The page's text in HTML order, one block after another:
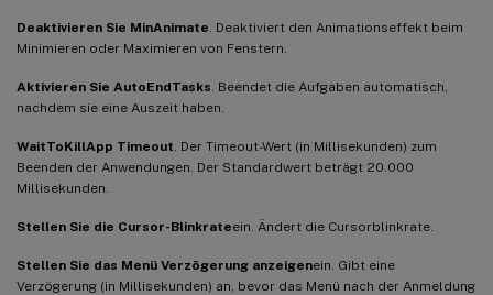
Deaktivieren Sie MinAnimate . Deaktiviert den Animationseffekt beim
Minimieren oder Maximieren von Fenstern.
Aktivieren Sie AutoEndTasks . Beendet die Aufgaben automatisch,
nachdem sie eine Auszeit haben.
WaitToKillApp Timeout . Der Timeout-Wert (in Millisekunden) zum
Beenden der Anwendungen. Der Standardwert beträgt 20.000
Millisekunden.
Stellen Sie die Cursor-Blinkrateein. Ändert die Cursorblinkrate.
Stellen Sie das Menü Verzögerung anzeigenein. Gibt eine
Verzögerung (in Millisekunden) an, bevor das Menü nach der Anmeldung